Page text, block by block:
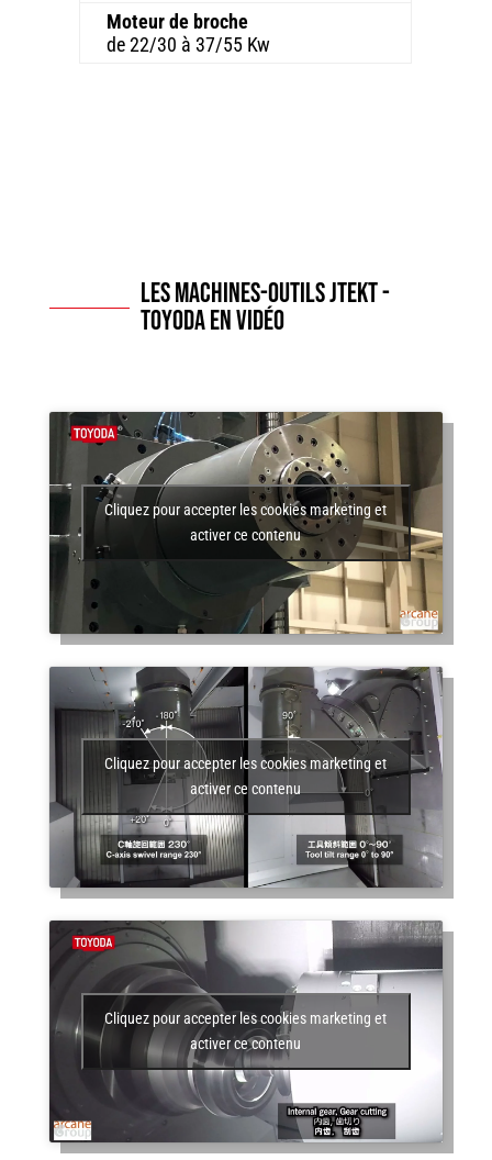
Moteur de broche
de 22/30 à 37/55 Kw
Les machines-outils JTEKT -
TOYODA en vidéo
Cliquez pour accepter les cookies marketing et
activer ce contenu
Cliquez pour accepter les cookies marketing et
activer ce contenu
Cliquez pour accepter les cookies marketing et
activer ce contenu